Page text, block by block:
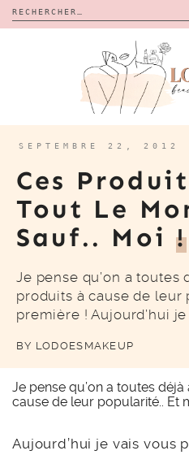
Rechercher :
CALENDRIERS DE L’AVENT
BON PLAN
À PROPOS
CONTACT
SEPTEMBRE 22, 2012
Ces
Tout Le
Sauf.. Moi!
Je pense qu’on a toutes
produits à cause de leur
première ! Aujourd’hui
BY LODOESMAKEUP
Je pense qu’on a toutes
cause de leur popularité.. Et
Aujourd’hui je vais vous